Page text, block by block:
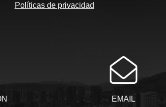
Políticas de privacidad
EMAIL